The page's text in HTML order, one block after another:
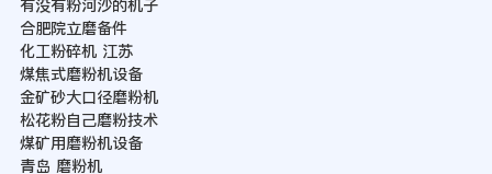
有没有粉河沙的机子
合肥院立磨备件
化工粉碎机 江苏
煤焦式磨粉机设备
金矿砂大口径磨粉机
松花粉自己磨粉技术
煤矿用磨粉机设备
青岛 磨粉机